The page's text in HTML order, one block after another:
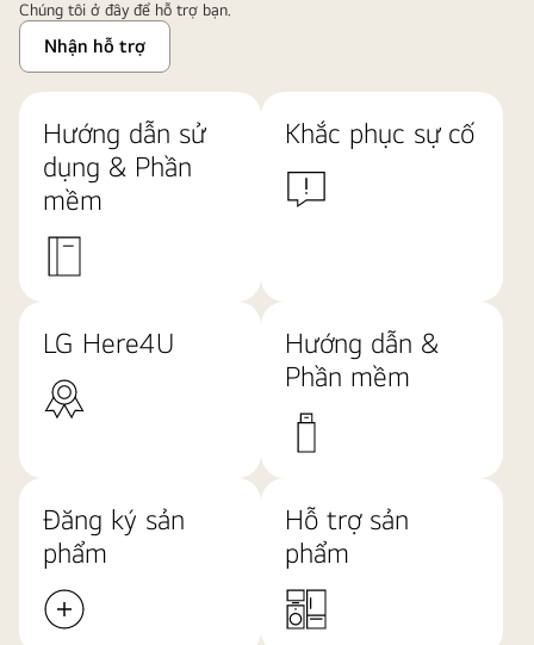
Chúng tôi ở đây để hỗ trợ bạn.
Nhận hỗ trợ
Hướng dẫn sử
dụng & Phần
mềm
Khắc phục sự cố
LG Here4U
Hướng dẫn &
Phần mềm
Đăng ký sản
phẩm
Hỗ trợ sản
phẩm